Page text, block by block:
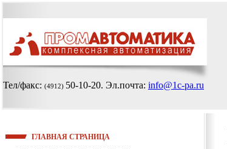
Тел/факс: (4912) 50-10-20. Эл.почта: info@1c-pa.ru
ГЛАВНАЯ СТРАНИЦА